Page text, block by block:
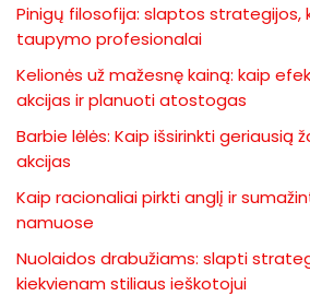
Pinigų filosofija: slaptos strategijos,
taupymo profesionalai
Kelionės už mažesnę kainą: kaip
akcijas ir planuoti atostogas
Barbie lėlės: Kaip išsirinkti geriausią
akcijas
Kaip racionaliai pirkti anglį ir
namuose
Nuolaidos drabužiams: slapti
kiekvienam stiliaus ieškotojui